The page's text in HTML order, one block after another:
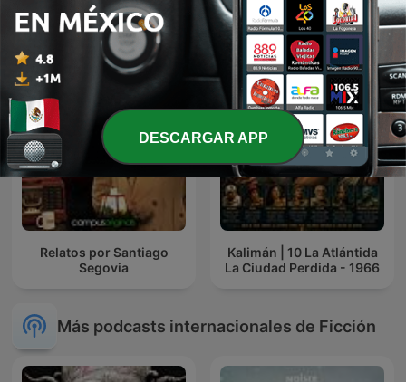
kaliman
Profanadores de Tumbas
-1963
Relatos por Santiago
Segovia
Kalimán | 10 La Atlántida
La Ciudad Perdida - 1966
Más podcasts internacionales de Ficción
DESCARGAR APP